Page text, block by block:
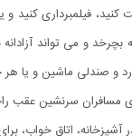
و کاربردی است. این پایه
و صندلی ماشین و یا
اتاق خواب،